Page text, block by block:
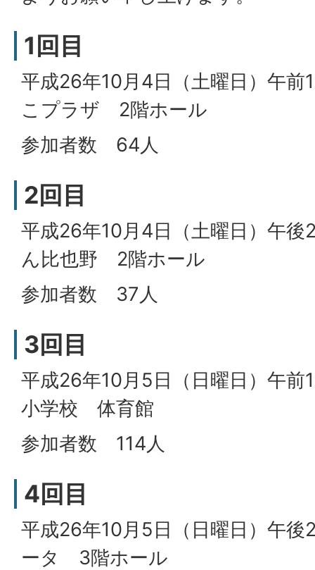
1回目
平成26年10月4日（土曜日）午
こプラザ 2階ホール
参加者数 64人
2回目
平成26年10月4日（土曜日）午
ん比也野 2階ホール
参加者数 37人
3回目
平成26年10月5日（日曜日）午
小学校 体育館
参加者数 114人
4回目
平成26年10月5日（日曜日）午
ータ 3階ホール